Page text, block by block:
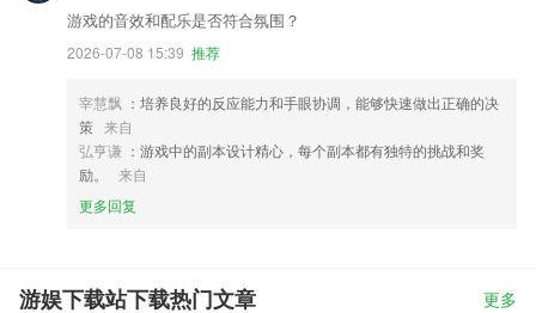
游戏的音效和配乐是否符合氛围？
2026-07-08 15:39 推荐
宰慧飘 ：培养良好的反应能力和手眼协调，能够快速做出正确的决
策 来自
弘亨谦 ：游戏中的副本设计精心，每个副本都有独特的挑战和奖
励。
来自
更多回复
游娱下载站下载热门文章 更多